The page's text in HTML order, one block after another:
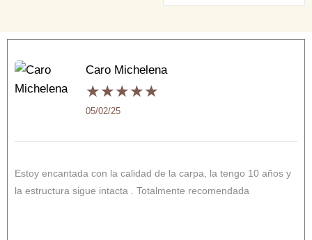
Caro Michelena
★★★★★
05/02/25
Estoy encantada con la calidad de la carpa, la tengo 10 años y
la estructura sigue intacta . Totalmente recomendada